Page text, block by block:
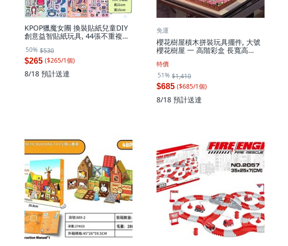
KPOP獵魔女團 換裝貼紙兒童DIY
創意益智貼紙玩具, 44張不重複獵
50% $530
$265 ($265/1個)
8/18 預計送達
免運
櫻花樹屋積木拼裝玩具擺件, 大號
櫻花樹屋 一 高階彩盒 長寬高
特價
51% $1,410
$685 ($685/1個)
8/18 預計送達